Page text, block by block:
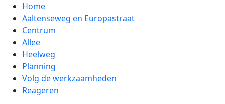
Home
Aaltenseweg en Europastraat
Centrum
Allee
Heelweg
Planning
Volg de werkzaamheden
Reageren